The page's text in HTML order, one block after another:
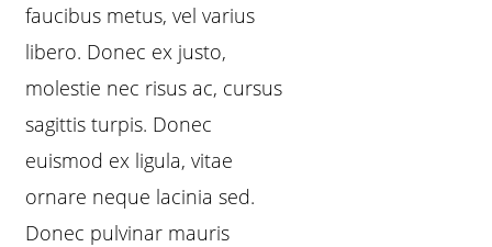
faucibus metus, vel varius
libero. Donec ex justo,
molestie nec risus ac, cursus
sagittis turpis. Donec
euismod ex ligula, vitae
ornare neque lacinia sed.
Donec pulvinar mauris